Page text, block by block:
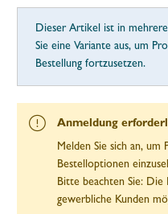
Dieser Artikel ist in
Sie eine Variante aus, um
Bestellung fortzusetzen.
Anmeldung
Melden Sie sich an, um
Bestelloptionen
Bitte beachten Sie: Die
gewerbliche Kunden